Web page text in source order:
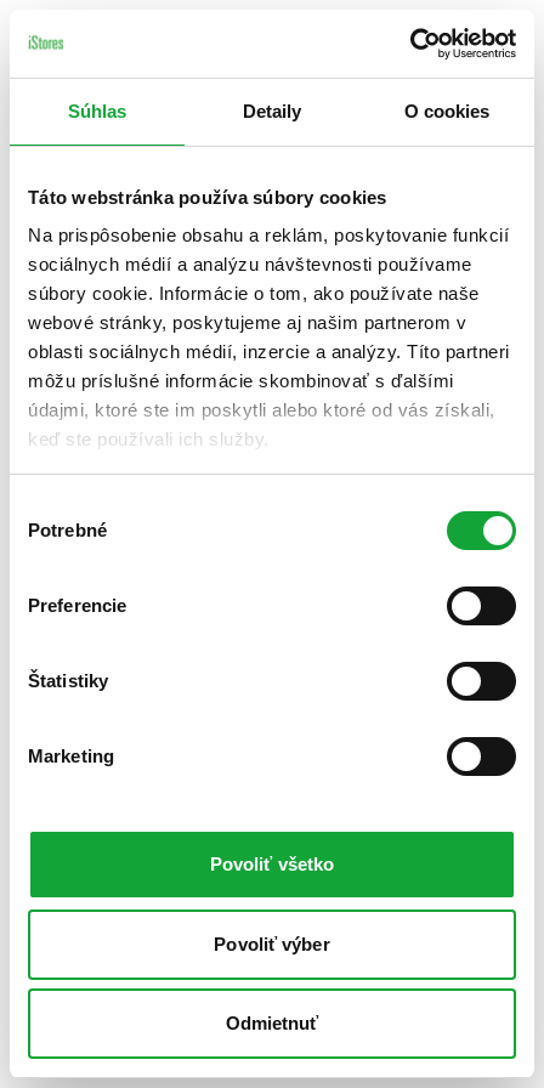
Súhlas Detaily O cookies
Táto webstránka používa súbory cookies
Na prispôsobenie obsahu a reklám, poskytovanie funkcií
sociálnych médií a analýzu návštevnosti používame
súbory cookie. Informácie o tom, ako používate naše
webové stránky, poskytujeme aj našim partnerom v
oblasti sociálnych médií, inzercie a analýzy. Títo partneri
môžu príslušné informácie skombinovať s ďalšími
údajmi, ktoré ste im poskytli alebo ktoré od vás získali,
keď ste používali ich služby.
súhlasu
Potrebné
Preferencie
Štatistiky
Marketing
Povoliť všetko
Povoliť výber
Odmietnuť